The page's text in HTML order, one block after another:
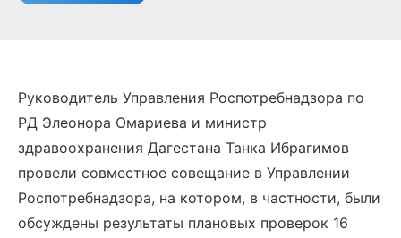
Руководитель Управления Роспотребнадзора по
РД Элеонора Омариева и министр
здравоохранения Дагестана Танка Ибрагимов
провели совместное совещание в Управлении
Роспотребнадзора, на котором, в частности, были
обсуждены результаты плановых проверок 16